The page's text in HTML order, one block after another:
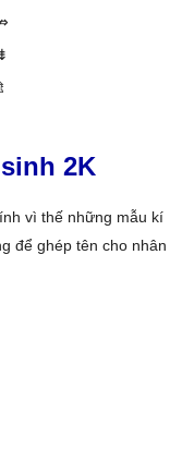
2K
vì thế những mẫu kí
để ghép tên cho nhân